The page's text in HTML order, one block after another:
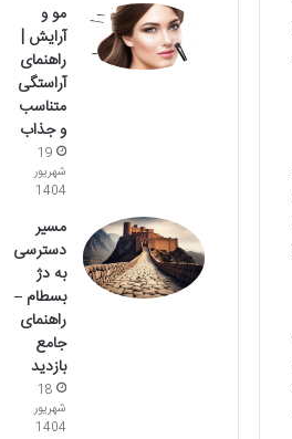
مو و
آرایش |
راهنمای
آراستگی
متناسب
و جذاب
19
شهریور
1404
مسیر
دسترسی
به دژ
بسطام –
راهنمای
جامع
بازدید
18
شهریور
1404